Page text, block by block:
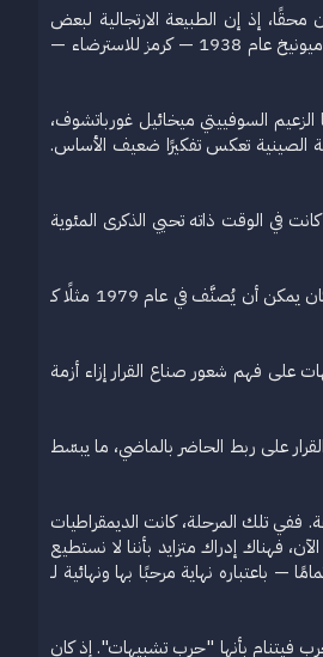
إذ إن الطبيعة الارتجالية لبعض
التشبيهات التاريخية يمكن أن تؤدي إلى عواقب وخيمة. فقد لعبت الاستعارة المفرطة لفترة جمهورية فايمار في ثلاثينيات القرن الماضي — للدلالة على صعود الفاشية — ومقارنتها باتفاق ميونيخ عام 1938 — كرمز للاسترضاء —
الزعيم السوفييتي ميخائيل غورباتشوف،
الصينية تعكس تفكيرًا ضعيف الأساس.
مرتبطة بالظروف، لا بمجرد فهمنا للماضي. فمثلاً، ربما تأثر رد الغرب على ضم روسيا لشبه جزيرة القرم عام 2014 بكون أوروبا كانت في الوقت ذاته تحيي الذكرى المئوية
وبالمثل، يمكن القول إنه لولا تزامن سقوط جدار برلين عام 1989 مع الذكرى المئتين للثورة الفرنسية، لكان تفسيرنا للتغيرات في أوروبا الوسطى والشرقية مختلفًا. فما نصفه اليوم بالثورة كان يمكن أن يُصنَّف في عام 1979 مثلًا كـ
على فهم شعور صناع القرار إزاء أزمة
على ربط الحاضر بالماضي، ما يبسّط
ففي تلك المرحلة، كانت الديمقراطيات
فهناك إدراك متزايد بأننا لا نستطيع
باعتباره نهاية مرحبًا بها ونهائية لـ
فيتنام بأنها "حرب تشبيهات". إذ كان